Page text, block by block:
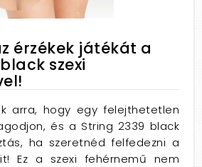
érzékek játékát a
szexi
arra, hogy egy felejthetetlen
és a String 2339 black
ha szeretnéd felfedezni a
Ez a szexi fehérnemű nem